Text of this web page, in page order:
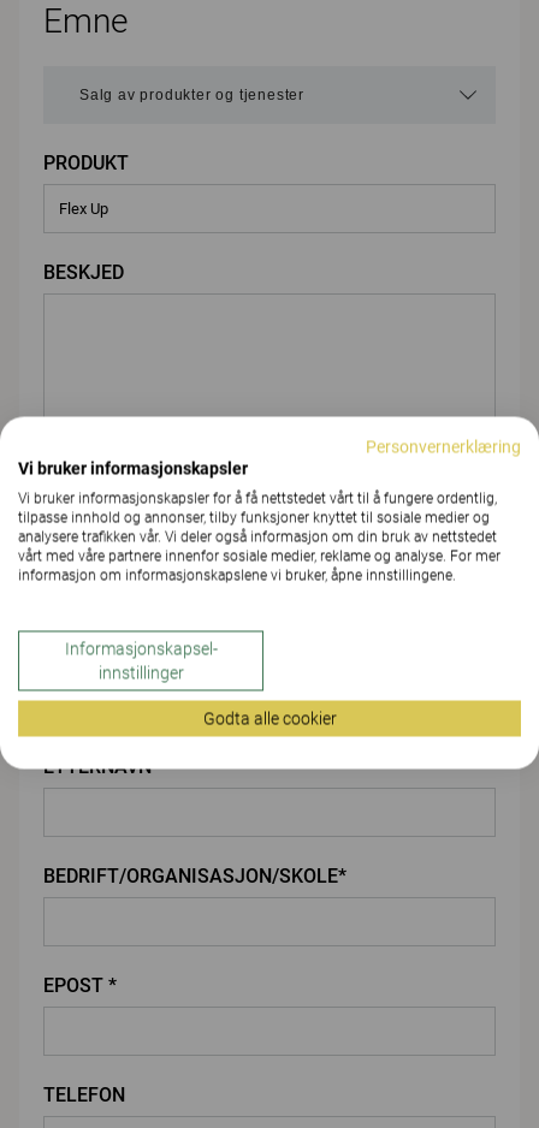
Emne
PRODUKT
BESKJED
LAST OPP VEDLEGG
FORNAVN*
ETTERNAVN*
BEDRIFT/ORGANISASJON/SKOLE*
EPOST *
TELEFON
Personvernerklæring
Vi bruker informasjonskapsler
Vi bruker informasjonskapsler for å få nettstedet vårt til å fungere ordentlig,
tilpasse innhold og annonser, tilby funksjoner knyttet til sosiale medier og
analysere trafikken vår. Vi deler også informasjon om din bruk av nettstedet
vårt med våre partnere innenfor sosiale medier, reklame og analyse. For mer
informasjon om informasjonskapslene vi bruker, åpne innstillingene.
Informasjonskapsel-
innstillinger
Godta alle cookier